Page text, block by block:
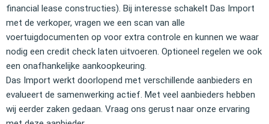
financial lease constructies). Bij interesse schakelt Das Import
met de verkoper, vragen we een scan van alle
voertuigdocumenten op voor extra controle en kunnen we waar
nodig een credit check laten uitvoeren. Optioneel regelen we ook
een onafhankelijke aankoopkeuring.
Das Import werkt doorlopend met verschillende aanbieders en
evalueert de samenwerking actief. Met veel aanbieders hebben
wij eerder zaken gedaan. Vraag ons gerust naar onze ervaring